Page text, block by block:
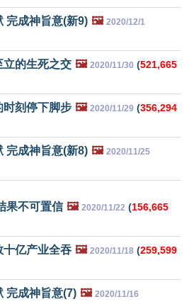
完成神旨意(新9) 🖼️ 2020/12/1
立的生死之交 🖼️ 2020/11/30 (521,665
时刻停下脚步 🖼️ 2020/11/29 (356,294
完成神旨意(新8) 🖼️ 2020/11/25
果不可置信 🖼️ 2020/11/22 (156,665
十亿产业全吞 🖼️ 2020/11/18 (259,599
完成神旨意(7) 🖼️ 2020/11/16